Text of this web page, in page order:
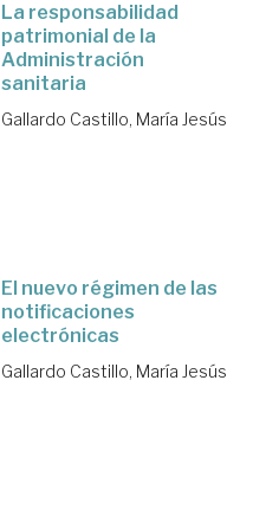
La responsabilidad
patrimonial de la
Administración
sanitaria
Gallardo Castillo, María Jesús
El nuevo régimen de las
notificaciones
electrónicas
Gallardo Castillo, María Jesús